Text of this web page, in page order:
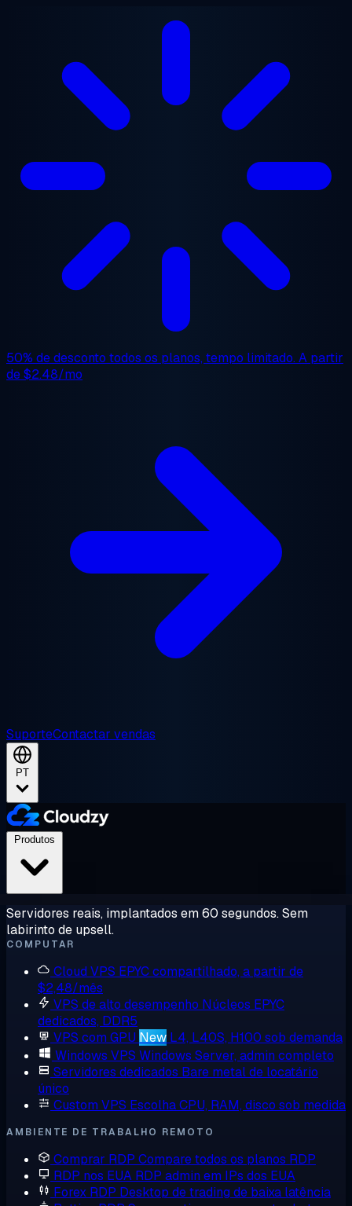
Saltar para o conteúdo principal
50% de desconto todos os planos, tempo limitado. A partir
de$2.48/mo
SuporteContactar vendas
PT
Servidores reais, implantados em 60 segundos. Sem
labirinto de upsell.
COMPUTAR
Cloud VPS EPYC compartilhado, a partir de
$2,48/mês
VPS de alto desempenho Núcleos EPYC
dedicados, DDR5
VPS com GPU New L4, L40S, H100 sob demanda
Windows VPS Windows Server, admin completo
Servidores dedicados Bare metal de locatário
único
Custom VPS Escolha CPU, RAM, disco sob medida
AMBIENTE DE TRABALHO REMOTO
Comprar RDP Compare todos os planos RDP
RDP nos EUA RDP admin em IPs dos EUA
Forex RDP Desktop de trading de baixa latência